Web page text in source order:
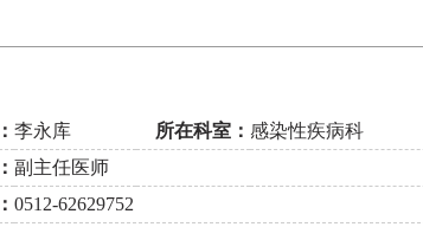
李永库 所在科室： 感染性疾病科
副主任医师
0512-62629752